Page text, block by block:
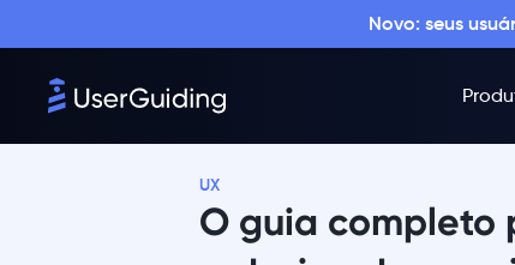
Novo: seus
UX
O guia completo
site explicado do início ao fim
3- Esboços e protótipos